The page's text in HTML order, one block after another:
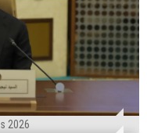
2026